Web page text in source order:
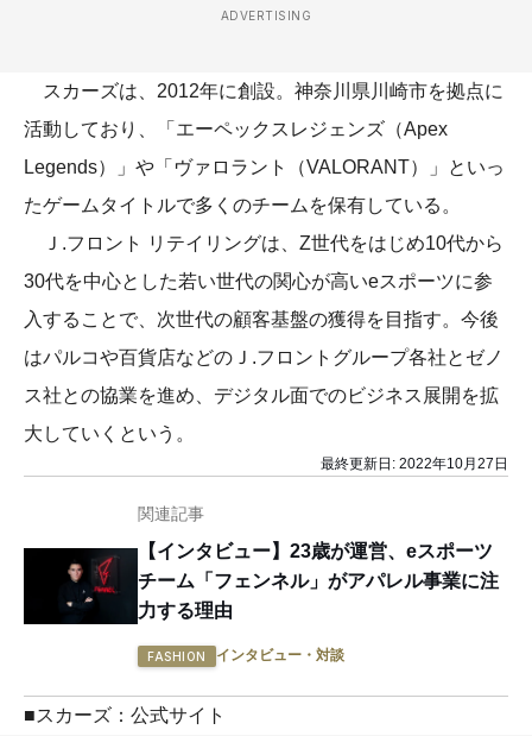
ADVERTISING
スカーズは、2012年に創設。神奈川県川崎市を拠点に
活動しており、「エーペックスレジェンズ（Apex
Legends）」や「ヴァロラント（VALORANT）」といっ
たゲームタイトルで多くのチームを保有している。
Ｊ.フロント リテイリングは、Z世代をはじめ10代から
30代を中心とした若い世代の関心が高いeスポーツに参
入することで、次世代の顧客基盤の獲得を目指す。今後
はパルコや百貨店などのＪ.フロントグループ各社とゼノ
ス社との協業を進め、デジタル面でのビジネス展開を拡
大していくという。
最終更新日: 2022年10月27日
関連記事
【インタビュー】23歳が運営、eスポーツ
チーム「フェンネル」がアパレル事業に注
力する理由
FASHION インタビュー・対談
■スカーズ：公式サイト